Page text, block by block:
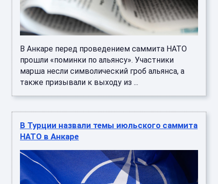
В Анкаре перед проведением саммита НАТО
прошли «поминки по альянсу». Участники
марша несли символический гроб альянса, а
также призывали к выходу из ...
В Турции назвали темы июльского саммита
НАТО в Анкаре